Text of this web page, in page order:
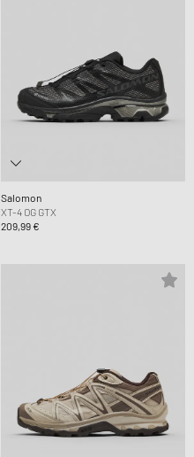
Salomon
XT-4 OG GTX
209,99 €